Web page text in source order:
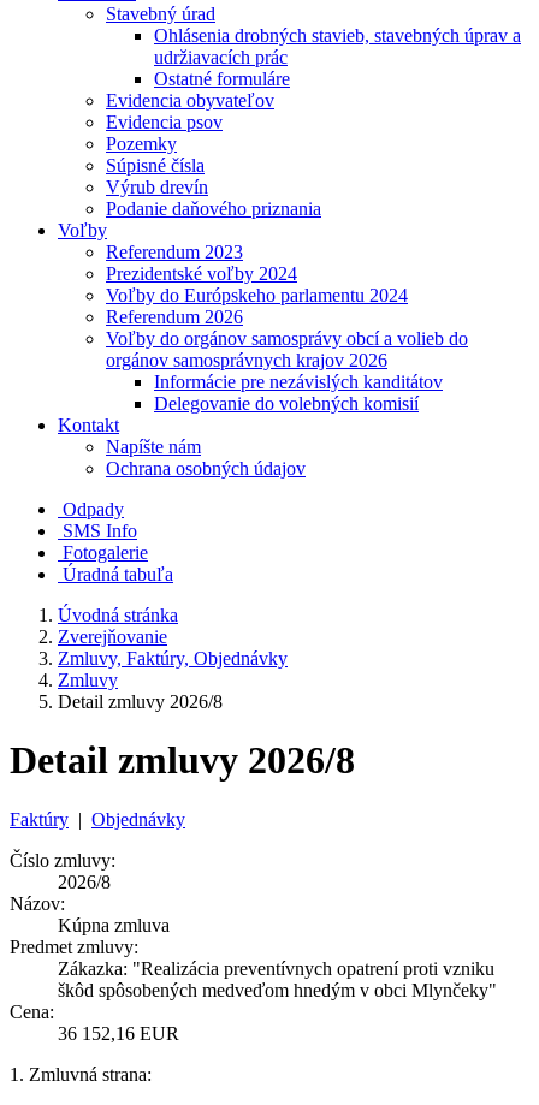
Stavebný úrad
Ohlásenia drobných stavieb, stavebných úprav a
udržiavacích prác
Ostatné formuláre
Evidencia obyvateľov
Evidencia psov
Pozemky
Súpisné čísla
Výrub drevín
Podanie daňového priznania
Voľby
Referendum 2023
Prezidentské voľby 2024
Voľby do Európskeho parlamentu 2024
Referendum 2026
Voľby do orgánov samosprávy obcí a volieb do
orgánov samosprávnych krajov 2026
Informácie pre nezávislých kanditátov
Delegovanie do volebných komisií
Kontakt
Napíšte nám
Ochrana osobných údajov
Odpady
SMS Info
Fotogalerie
Úradná tabuľa
Úvodná stránka
Zverejňovanie
Zmluvy, Faktúry, Objednávky
Zmluvy
Detail zmluvy 2026/8
Detail zmluvy 2026/8
Faktúry | Objednávky
Číslo zmluvy:
2026/8
Názov:
Kúpna zmluva
Predmet zmluvy:
Zákazka: "Realizácia preventívnych opatrení proti vzniku
škôd spôsobených medveďom hnedým v obci Mlynčeky"
Cena:
36 152,16 EUR
1. Zmluvná strana: